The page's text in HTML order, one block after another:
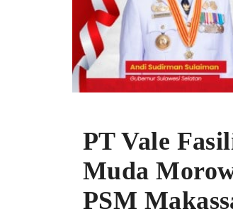
PT Vale
Muda
PSM